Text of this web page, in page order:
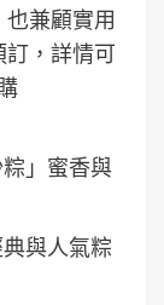
兼顧實用
，詳情可
」蜜香與
與人氣粽